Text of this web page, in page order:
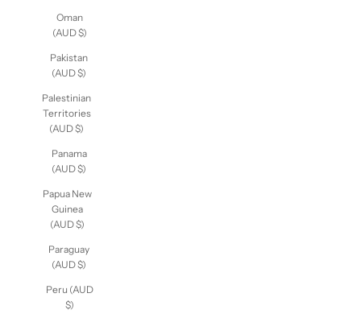
Oman
(AUD $)
Pakistan
(AUD $)
Palestinian
Territories
(AUD $)
Panama
(AUD $)
Papua New
Guinea
(AUD $)
Paraguay
(AUD $)
Peru (AUD
$)